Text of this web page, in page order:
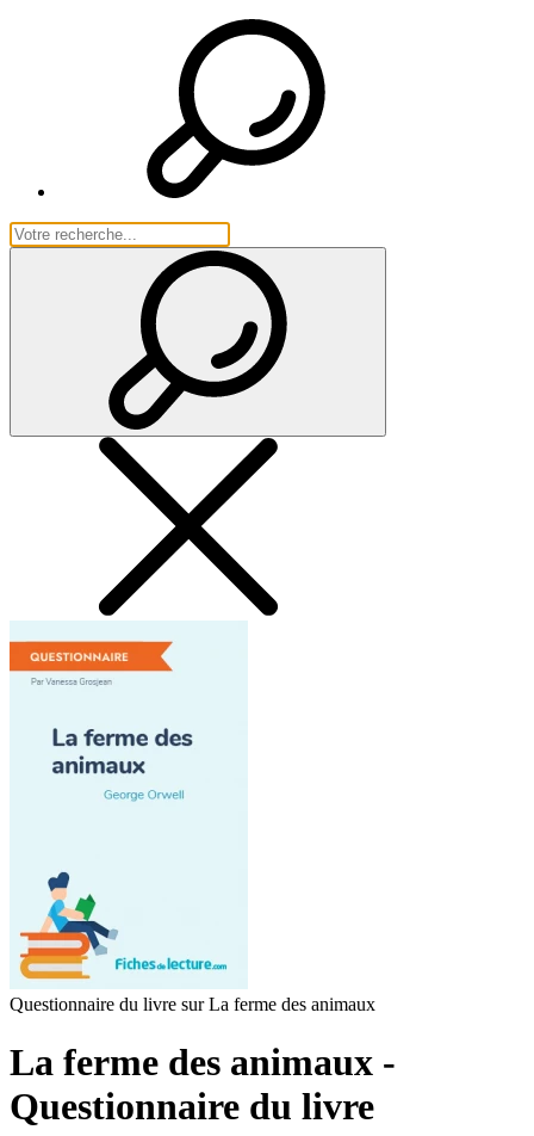
Questionnaire du livre sur La ferme des animaux
La ferme des animaux -
Questionnaire du livre